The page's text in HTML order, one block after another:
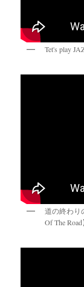
Tet's play
道の終わり
Of The Road